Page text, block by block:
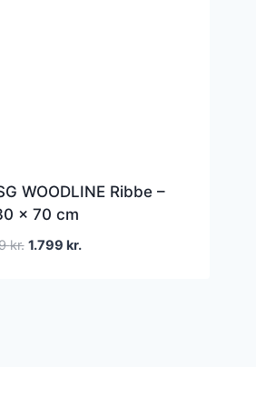
WOODLINE Ribbe –
x 70 cm
kr. Den
1.799 kr.Den